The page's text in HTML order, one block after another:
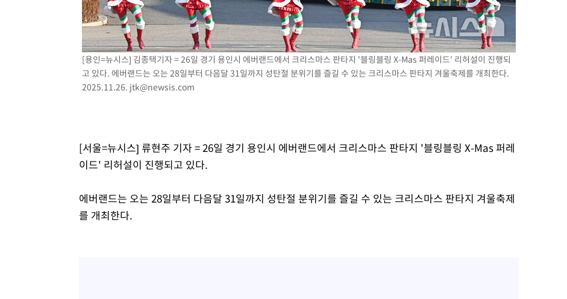
[속보]원·달러 환율, 오전 9시 1423.8원
[속보]삼성전자·SK하이닉스 동반 강보합…1%대 상승 출발
[속보]코스닥, 5.95포인트(0.74%) 상승한 807.62개장
[속보]코스피, 6300선 재탈환…1.09% 오른 6365.07 개장
시리아 다마스쿠스 교외에서 미니버스 폭발.. 14명 부상, 3명은 중
입추에도 극한더위…서울 낮 39도 '폭염중대경보'
[속보]트럼프, 美 원정출산 금지 행정명령 서명
[속보] 뉴욕증시, 일제 하락 마감…나스닥 0.06%↓
[용인=뉴시스] 김종택기자 = 26일 경기 용인시 에버랜드에서 크리스마스 판타지 '블링블링 X-Mas 퍼레이드' 리허설이 진행되
고 있다. 에버랜드는 오는 28일부터 다음달 31일까지 성탄절 분위기를 즐길 수 있는 크리스마스 판타지 겨울축제를 개최한다.
2025.11.26. jtk@newsis.com
[서울=뉴시스] 류현주 기자 = 26일 경기 용인시 에버랜드에서 크리스마스 판타지 '블링블링 X-Mas 퍼레
이드' 리허설이 진행되고 있다.
에버랜드는 오는 28일부터 다음달 31일까지 성탄절 분위기를 즐길 수 있는 크리스마스 판타지 겨울축제
를 개최한다.